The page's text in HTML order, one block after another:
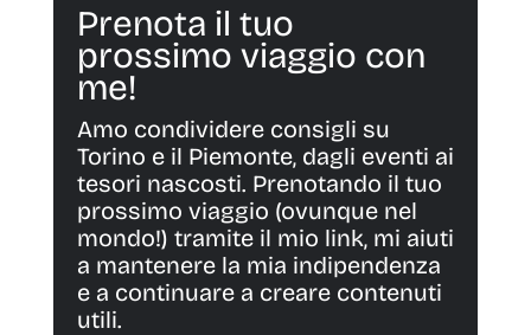
Prenota il tuo
prossimo viaggio con
me!
Amo condividere consigli su
Torino e il Piemonte, dagli eventi ai
tesori nascosti. Prenotando il tuo
prossimo viaggio (ovunque nel
mondo!) tramite il mio link, mi aiuti
a mantenere la mia indipendenza
e a continuare a creare contenuti
utili.